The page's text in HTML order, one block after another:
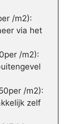
/m2):
via het
/m2):
/m2):
zelf